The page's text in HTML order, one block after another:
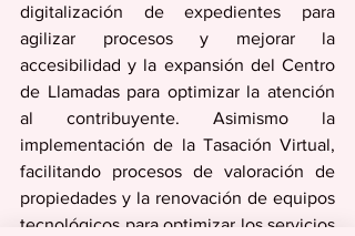
digitalización de expedientes para
agilizar procesos y mejorar la
accesibilidad y la expansión del Centro
de Llamadas para optimizar la atención
al contribuyente. Asimismo la
implementación de la Tasación Virtual,
facilitando procesos de valoración de
propiedades y la renovación de equipos
tecnológicos para optimizar los servicios